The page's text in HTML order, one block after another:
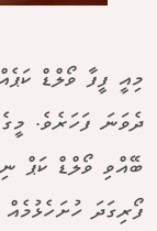
މިއީ ފީފާ ވޯލްޑް
ބޭއްވި ވޯލްޑް ކަޕް
ފޯރިގަދަ